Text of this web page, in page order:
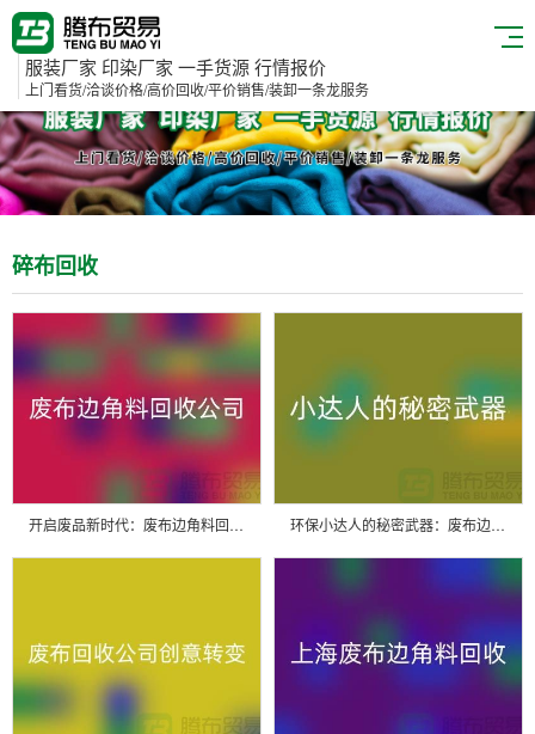
服装厂家 印染厂家 一手货源 行情报价
上门看货/洽谈价格/高价回收/平价销售/装卸一条龙服务
碎布回收
开启废品新时代：废布边角料回收公司的环保创新之路 环保小达人的秘密武器：废布边角料回收公司的引领力